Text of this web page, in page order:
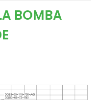
BOMBA